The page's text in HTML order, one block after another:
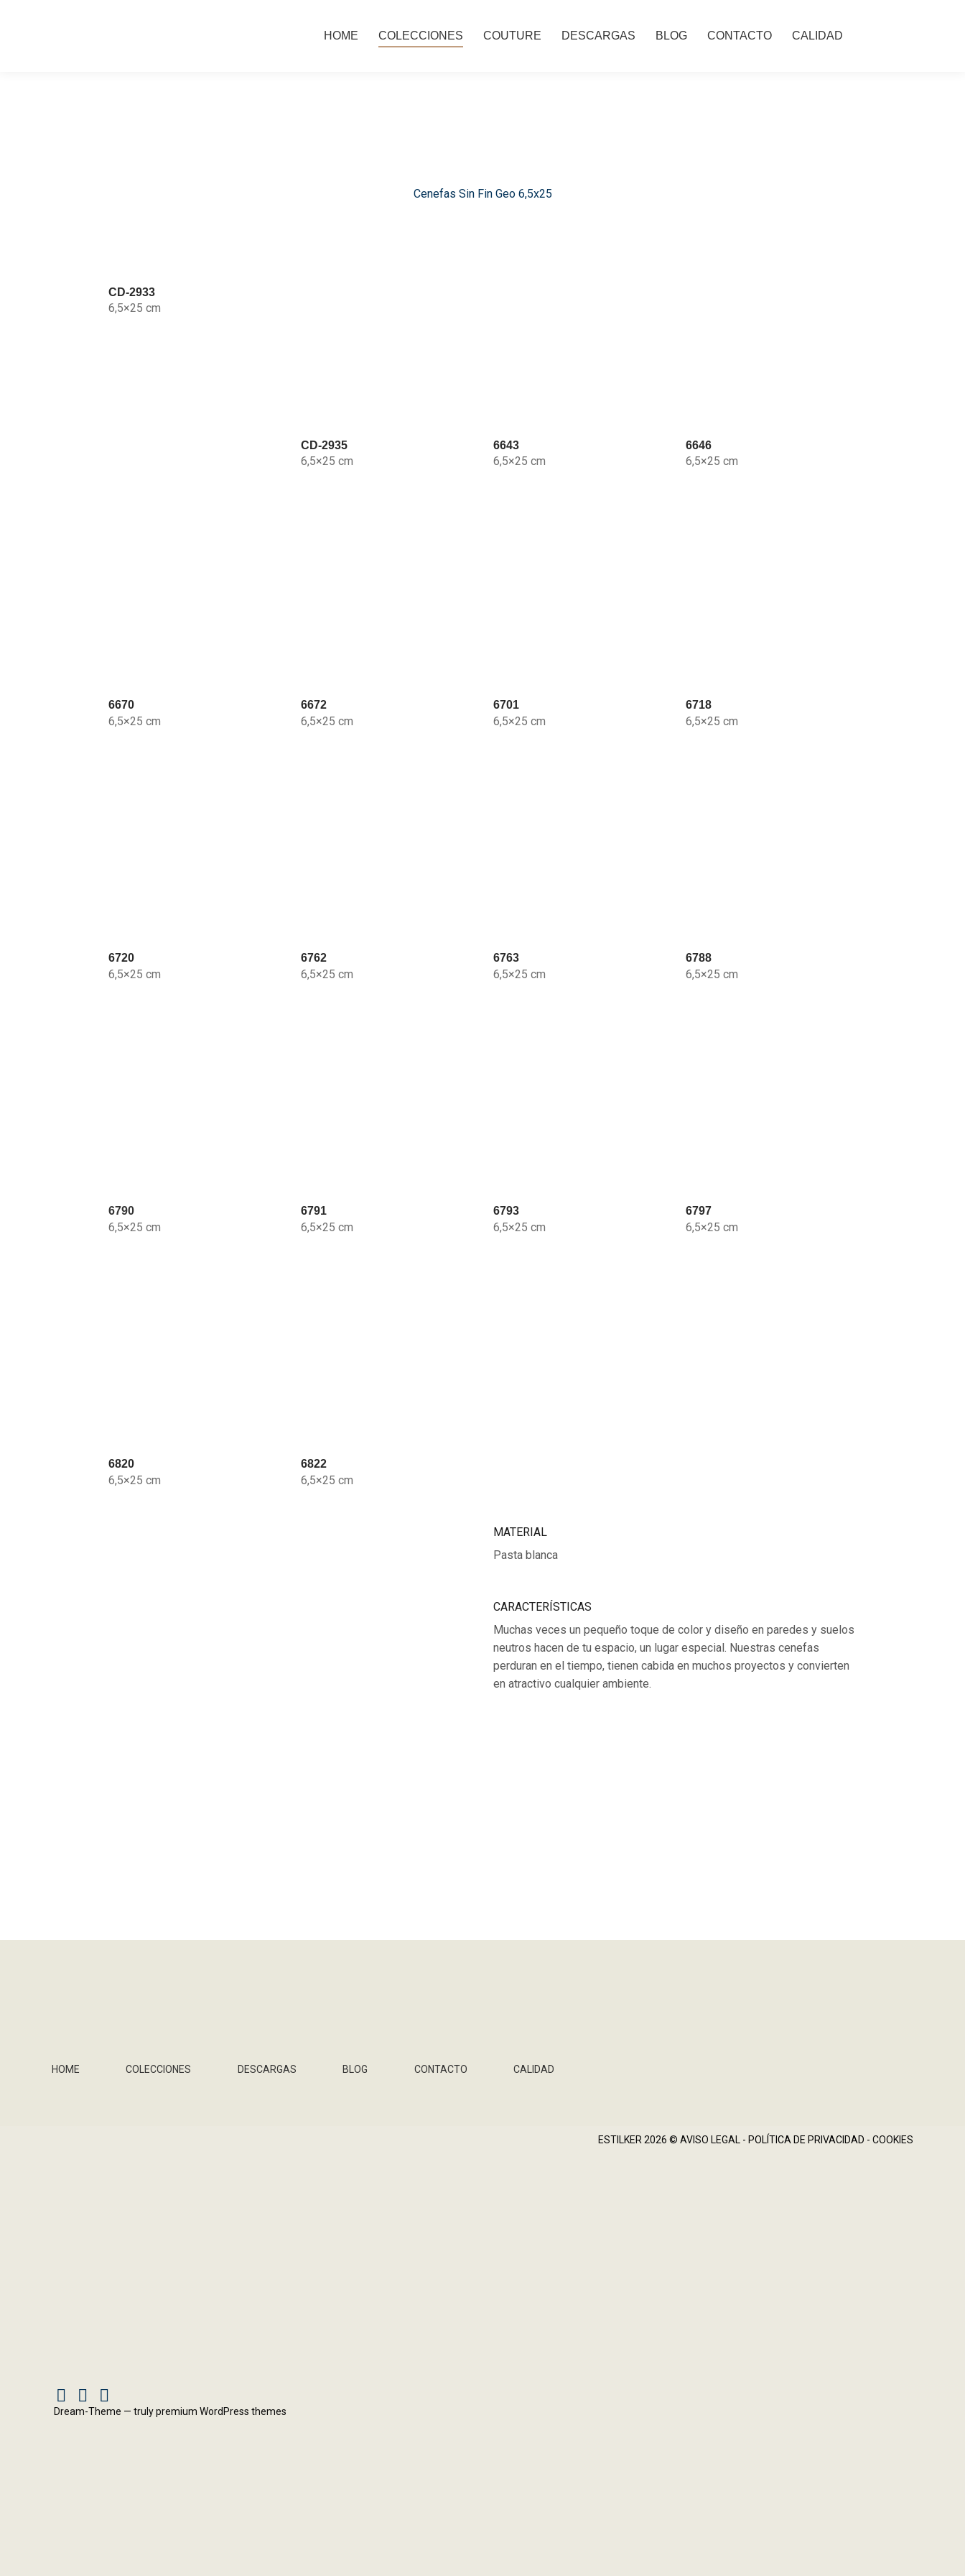
HOME COLECCIONES COUTURE DESCARGAS BLOG CONTACTO CALIDAD
Cenefas Sin Fin Geo 6,5x25
CD-2933
6,5×25 cm
CD-2935
6,5×25 cm
6643
6,5×25 cm
6646
6,5×25 cm
6670
6,5×25 cm
6672
6,5×25 cm
6701
6,5×25 cm
6718
6,5×25 cm
6720
6,5×25 cm
6762
6,5×25 cm
6763
6,5×25 cm
6788
6,5×25 cm
6790
6,5×25 cm
6791
6,5×25 cm
6793
6,5×25 cm
6797
6,5×25 cm
6820
6,5×25 cm
6822
6,5×25 cm
MATERIAL
Pasta blanca
CARACTERÍSTICAS
Muchas veces un pequeño toque de color y diseño en paredes y suelos
neutros hacen de tu espacio, un lugar especial. Nuestras cenefas
perduran en el tiempo, tienen cabida en muchos proyectos y convierten
en atractivo cualquier ambiente.
HOME COLECCIONES DESCARGAS BLOG CONTACTO CALIDAD
FacebookInstagram
X
Dream-Theme — trulypremium WordPress themes
ESTILKER 2026 © AVISO LEGAL - POLÍTICA DE PRIVACIDAD - COOKIES